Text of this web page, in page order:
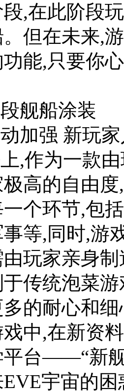
,在此阶段
但在未来,
能,只要你
舰船涂装
加强 新玩
,作为一款
高的自由
个环节,包
等,同时,游
玩家亲身
传统泡菜
的耐心和
中,在新资
平台——“新
宇宙的